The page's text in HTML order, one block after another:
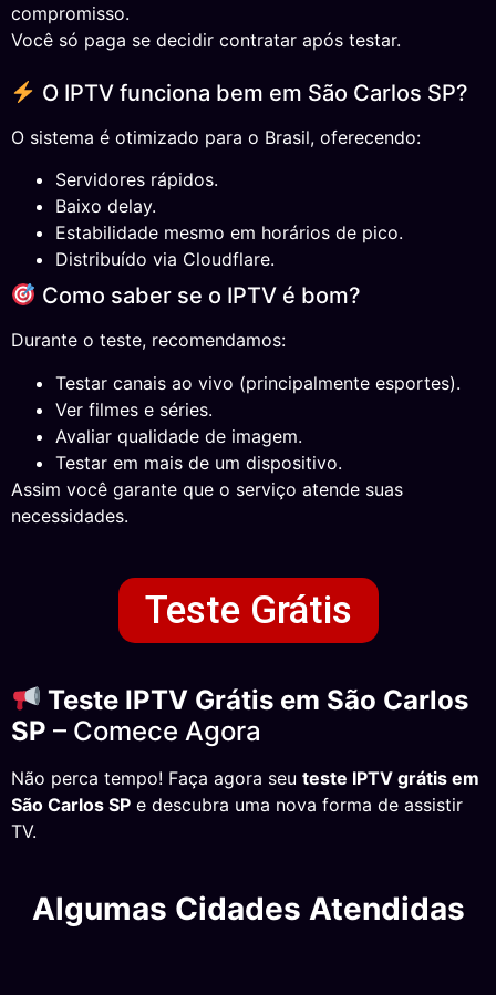
compromisso.
Você só paga se decidir contratar após testar.
O IPTV funciona bem em São Carlos SP?
O sistema é otimizado para o Brasil, oferecendo:
Servidores rápidos.
Baixo delay.
Estabilidade mesmo em horários de pico.
Distribuído via Cloudflare.
Como saber se o IPTV é bom?
Durante o teste, recomendamos:
Testar canais ao vivo (principalmente esportes).
Ver filmes e séries.
Avaliar qualidade de imagem.
Testar em mais de um dispositivo.
Assim você garante que o serviço atende suas
necessidades.
Teste Grátis
Teste IPTV Grátis em São Carlos
SP – Comece Agora
Não perca tempo! Faça agora seu teste IPTV grátis em
São Carlos SP e descubra uma nova forma de assistir
TV.
Algumas Cidades Atendidas